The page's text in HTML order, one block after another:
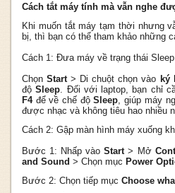
Cách tắt máy tính mà vẫn nghe
Khi muốn tắt máy tạm thời nhưng
bị, thì bạn có thể tham khảo những
Cách 1: Đưa máy về trạng thái
ChọnStart > Di chuột chọn vào ký
độSleep . Đối với laptop, bạn chỉ
F4để về chế độSleep , giúp máy
được nhạc và không tiêu hao nhiều
Cách 2: Gập màn hình máy xuống
Bước 1: Nhấp vàoStart > Mở
and Sound > Chọn mục Power
Bước 2: Chọn tiếp mục Choose